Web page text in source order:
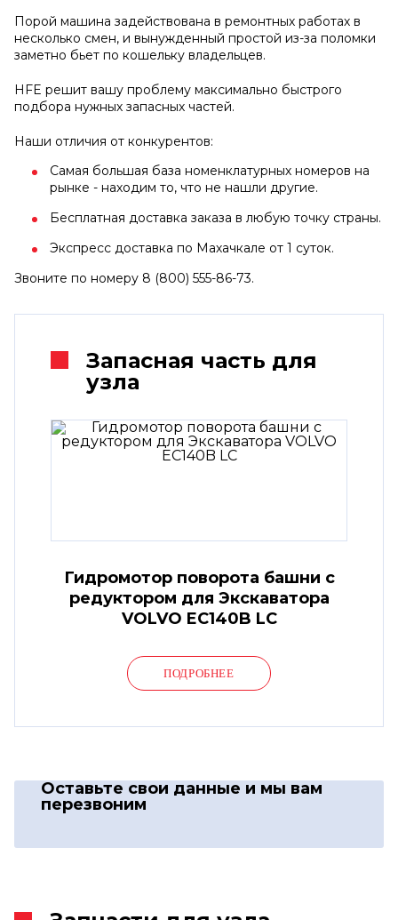
Порой машина задействована в ремонтных работах в
несколько смен, и вынужденный простой из-за поломки
заметно бьет по кошельку владельцев.
HFE решит вашу проблему максимально быстрого
подбора нужных запасных частей.
Наши отличия от конкурентов:
Самая большая база номенклатурных номеров на
рынке - находим то, что не нашли другие.
Бесплатная доставка заказа в любую точку страны.
Экспресс доставка по Махачкале от 1 суток.
Звоните по номеру 8 (800) 555-86-73.
Запасная часть для
узла
Гидромотор поворота башни с
редуктором для Экскаватора
VOLVO EC140B LC
ПОДРОБНЕЕ
Оставьте свои данные и мы вам
перезвоним